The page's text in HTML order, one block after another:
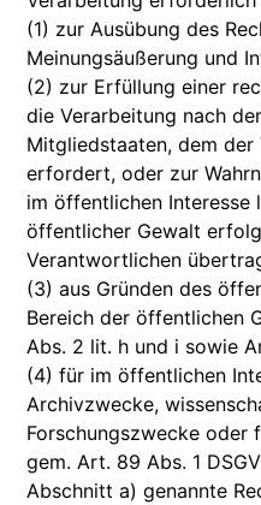
(1) zur Ausübung des
Meinungsäußerung und
(2) zur Erfüllung einer
die Verarbeitung nach
Mitgliedstaaten, dem
erfordert, oder zur
im öffentlichen Interesse
öffentlicher Gewalt
Verantwortlichen
(3) aus Gründen des
Bereich der öffentlichen
Abs. 2 lit. h und i sowie
(4) für im öffentlichen
Archivzwecke,
Forschungszwecke oder
gem. Art. 89 Abs. 1
Abschnitt a) genannte